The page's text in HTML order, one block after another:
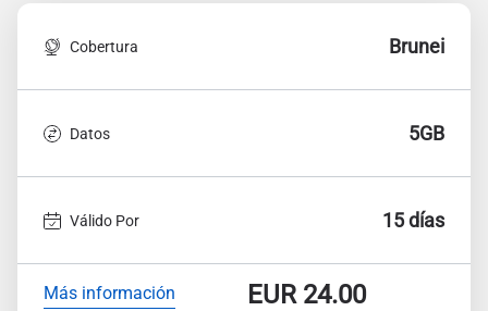
Cobertura Brunei
Datos 5GB
Válido Por 15 días
Más información EUR24.00